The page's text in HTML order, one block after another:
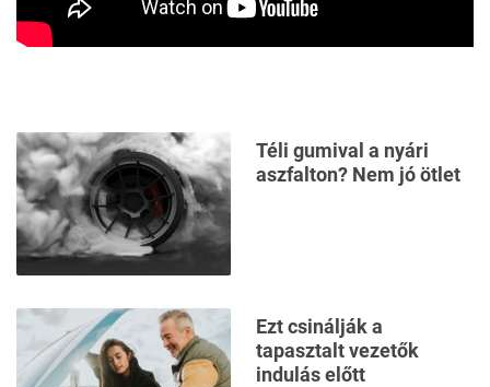
Téli gumival a nyári
aszfalton? Nem jó ötlet
Ezt csinálják a
tapasztalt vezetők
indulás előtt